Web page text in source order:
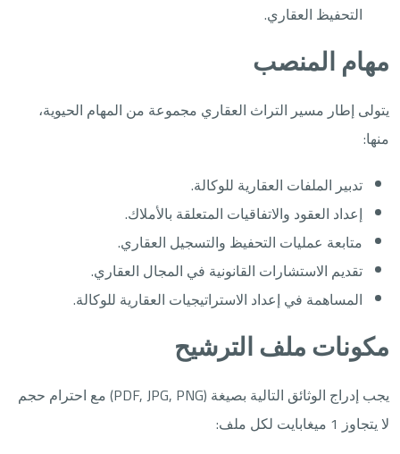
التحفيظ العقاري.
مهام المنصب
يتولى إطار مسير التراث العقاري مجموعة من المهام الحيوية،
منها:
تدبير الملفات العقارية للوكالة.
إعداد العقود والاتفاقيات المتعلقة بالأملاك.
متابعة عمليات التحفيظ والتسجيل العقاري.
تقديم الاستشارات القانونية في المجال العقاري.
المساهمة في إعداد الاستراتيجيات العقارية للوكالة.
مكونات ملف الترشيح
يجب إدراج الوثائق التالية بصيغة (PDF, JPG, PNG) مع احترام حجم
لا يتجاوز 1 ميغابايت لكل ملف: